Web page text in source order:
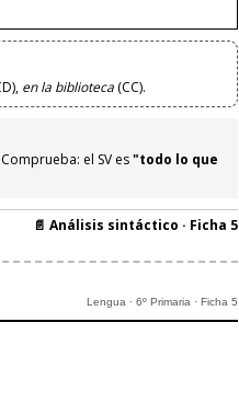
en la biblioteca (CC).
el SV es"todo lo que
📄 Análisis sintáctico · Ficha 5
Lengua · 6º Primaria · Ficha 5